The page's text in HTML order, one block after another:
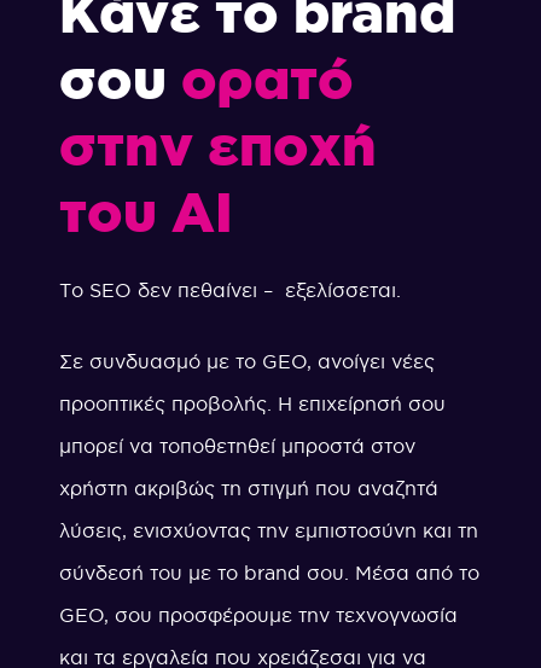
Κάνε το brand
σου ορατό
στην εποχή
του AI
Το SEO δεν πεθαίνει – εξελίσσεται.
Σε συνδυασμό με το GEO, ανοίγει νέες
προοπτικές προβολής. Η επιχείρησή σου
μπορεί να τοποθετηθεί μπροστά στον
χρήστη ακριβώς τη στιγμή που αναζητά
λύσεις, ενισχύοντας την εμπιστοσύνη και τη
σύνδεσή του με το brand σου. Μέσα από το
GEO, σου προσφέρουμε την τεχνογνωσία
και τα εργαλεία που χρειάζεσαι για να